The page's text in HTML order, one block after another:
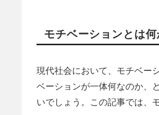
モチベーションとは
現代社会において、モチベー
ベーションが一体何なのか、
いでしょう。この記事では、